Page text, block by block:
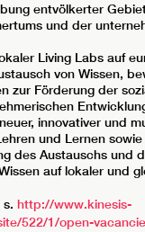
entvölkerter
und der
Living Labs auf
von Wissen,
zur Förderung der
innovativer und
und Lernen sowie
des Austauschs und
auf lokaler und
http://www.kinesis-
522/1/open-